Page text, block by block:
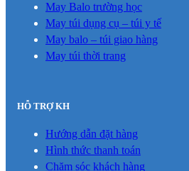
May Balo trường học
May túi dụng cụ – túi y tế
May balo – túi giao hàng
May túi thời trang
HỖ TRỢ KH
Hướng dẫn đặt hàng
Hình thức thanh toán
Chăm sóc khách hàng